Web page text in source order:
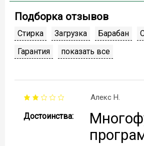
Подборка отзывов
Стирка Загрузка Барабан
Гарантия
показать все
Алекс Н.
Достоинства: